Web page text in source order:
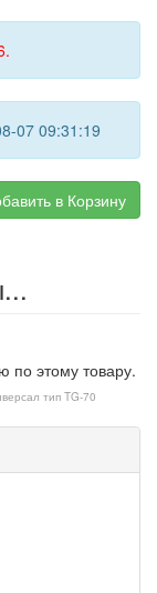
07 09:31:19
в Корзину
этому товару.
тип TG-70